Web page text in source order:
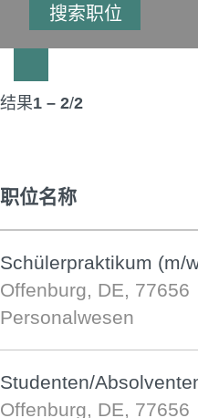
结果1 – 2/2
职位名称
Schülerpraktikum (m/
Offenburg, DE, 77656
Personalwesen
Studenten/
Offenburg, DE, 77656